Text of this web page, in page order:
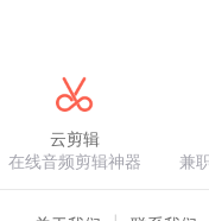
云剪辑
在线音频剪辑神器
兼